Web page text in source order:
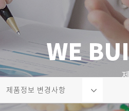
제품정보 변경사항